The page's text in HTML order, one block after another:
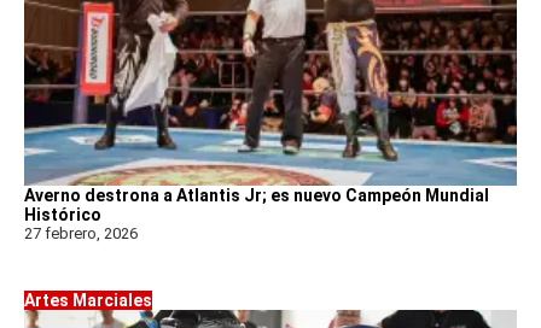
Averno destrona a Atlantis Jr; es nuevo Campeón Mundial
Histórico
27 febrero, 2026
Artes Marciales